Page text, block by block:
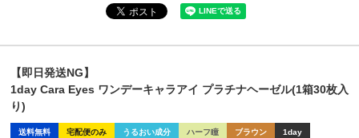
【即日発送NG】
1day Cara Eyes ワンデーキャラアイ プラチナヘーゼル(1箱30枚入
り)
送料無料 宅配便のみ うるおい成分 ハーフ瞳 ブラウン 1day